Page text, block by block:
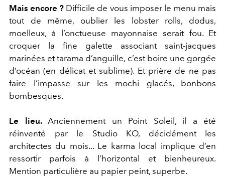
Mais encore ? Difficile de vous imposer le menu mais
tout de même, oublier les lobster rolls, dodus,
moelleux, à l’onctueuse mayonnaise serait fou. Et
croquer la fine galette associant saint-jacques
marinées et tarama d’anguille, c’est boire une gorgée
d’océan (en délicat et sublime). Et prière de ne pas
faire l’impasse sur les mochi glacés, bonbons
bombesques.
Le lieu. Anciennement un Point Soleil, il a été
réinventé par le Studio KO, décidément les
architectes du mois... Le karma local implique d’en
ressortir parfois à l’horizontal et bienheureux.
Mention particulière au papier peint, superbe.